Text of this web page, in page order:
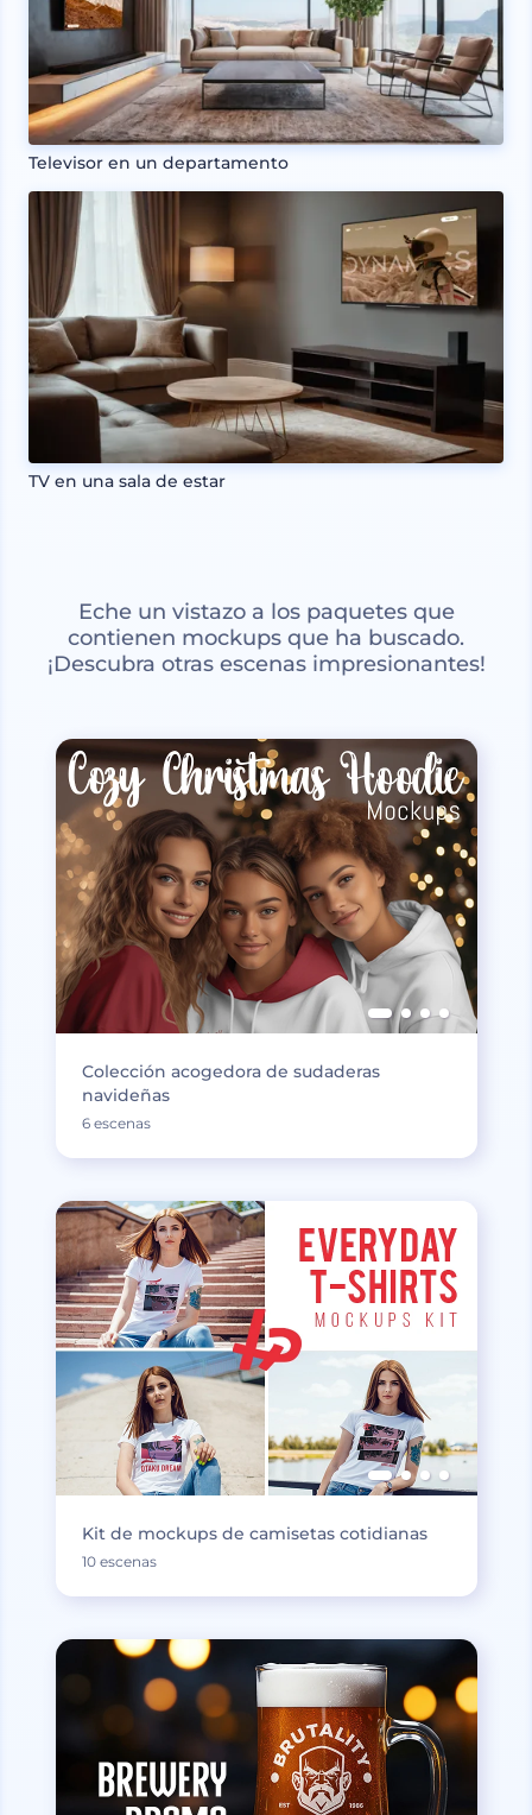
Televisor en un departamento
TV en una sala de estar
Eche un vistazo a los paquetes que
contienen mockups que ha buscado.
¡Descubra otras escenas impresionantes!
Colección acogedora de sudaderas
navideñas
6 escenas
Kit de mockups de camisetas cotidianas
10 escenas